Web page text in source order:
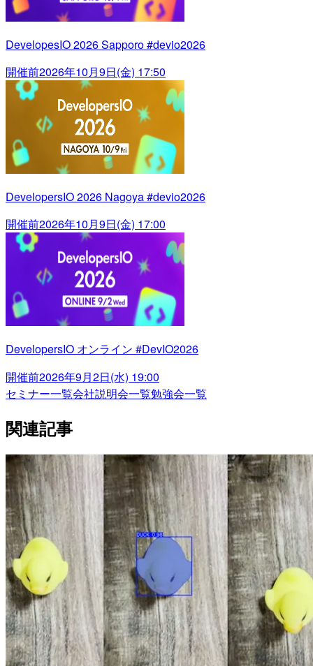
DevelopesIO 2026 Sapporo #devio2026
開催前2026年10月9日(金) 17:50
DevelopersIO 2026 Nagoya #devio2026
開催前2026年10月9日(金) 17:00
DevelopersIO オンライン #DevIO2026
開催前2026年9月2日(水) 19:00
セミナー一覧会社説明会一覧勉強会一覧
関連記事